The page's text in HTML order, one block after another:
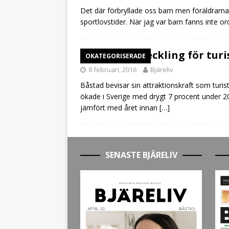
Det där förbryllade oss barn men
sportlovstider. När jag var barn fanns inte
OKATEGORISERADE
Rekordutveckling för
8 februari, 2016 Bjäreliv
Båstad bevisar sin attraktionskraft som
ökade i Sverige med drygt 7 procent under
jämfört med året innan […]
SENASTE BJÄRELIV